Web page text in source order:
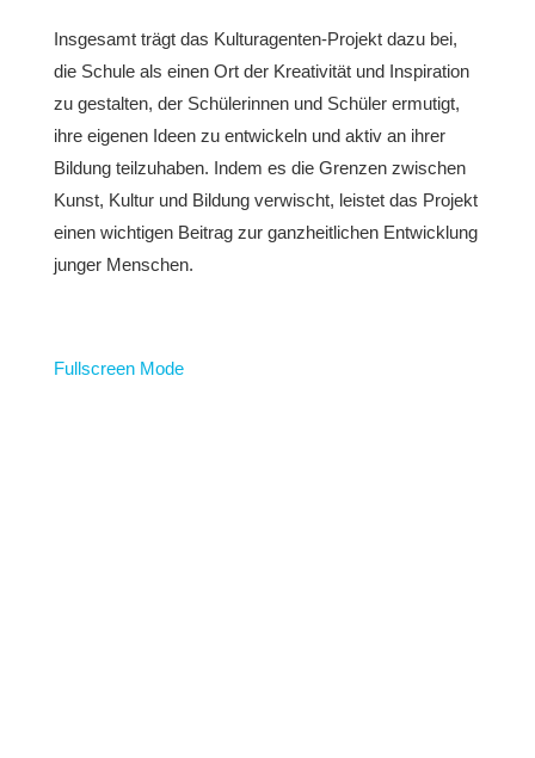
Insgesamt trägt das Kulturagenten-Projekt dazu bei,
die Schule als einen Ort der Kreativität und Inspiration
zu gestalten, der Schülerinnen und Schüler ermutigt,
ihre eigenen Ideen zu entwickeln und aktiv an ihrer
Bildung teilzuhaben. Indem es die Grenzen zwischen
Kunst, Kultur und Bildung verwischt, leistet das Projekt
einen wichtigen Beitrag zur ganzheitlichen Entwicklung
junger Menschen.
Fullscreen Mode